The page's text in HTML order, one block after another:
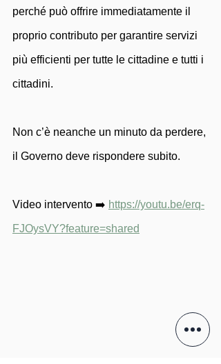
perché può offrire immediatamente il
proprio contributo per garantire servizi
più efficienti per tutte le cittadine e tutti i
cittadini.
Non c’è neanche un minuto da perdere,
il Governo deve rispondere subito.
Video intervento ➡️ https://youtu.be/erq-
FJOysVY?feature=shared